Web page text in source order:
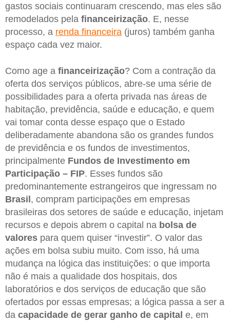
gastos sociais continuaram crescendo, mas eles são
remodelados pela financeirização. E, nesse
processo, a renda financeira (juros) também ganha
espaço cada vez maior.
Como age a financeirização? Com a contração da
oferta dos serviços públicos, abre-se uma série de
possibilidades para a oferta privada nas áreas de
habitação, previdência, saúde e educação, e quem
vai tomar conta desse espaço que o Estado
deliberadamente abandona são os grandes fundos
de previdência e os fundos de investimentos,
principalmente Fundos de Investimento em
Participação – FIP. Esses fundos são
predominantemente estrangeiros que ingressam no
Brasil , compram participações em empresas
brasileiras dos setores de saúde e educação, injetam
recursos e depois abrem o capital na bolsa de
valores para quem quiser “investir”. O valor das
ações em bolsa subiu muito. Com isso, há uma
mudança na lógica das instituições: o que importa
não é mais a qualidade dos hospitais, dos
laboratórios e dos serviços de educação que são
ofertados por essas empresas; a lógica passa a ser a
da capacidade de gerar ganho de capital e, em